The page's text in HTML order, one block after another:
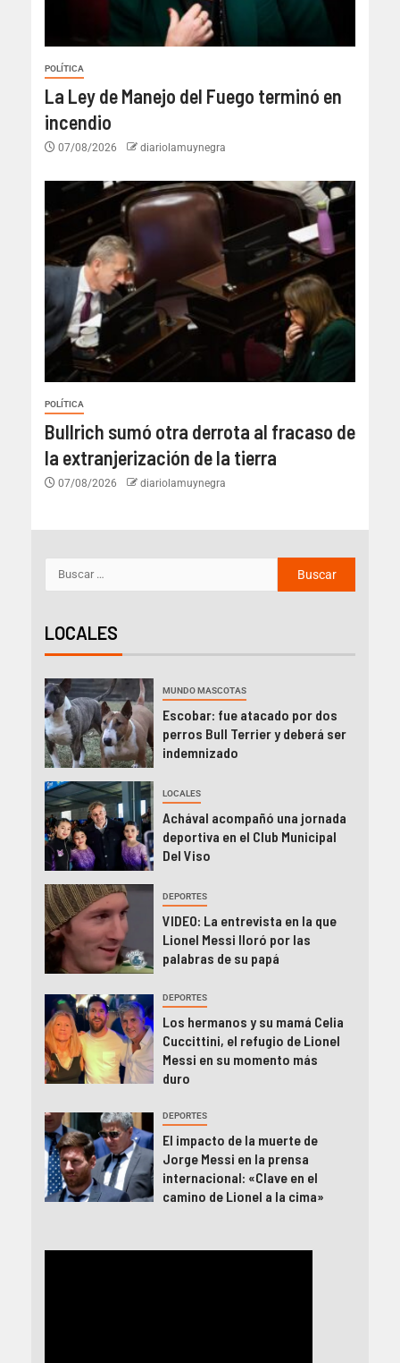
POLÍTICA
La Ley de Manejo del Fuego terminó en
incendio
07/08/2026 diariolamuynegra
POLÍTICA
Bullrich sumó otra derrota al fracaso de
la extranjerización de la tierra
07/08/2026 diariolamuynegra
LOCALES
MUNDO MASCOTAS
Escobar: fue atacado por dos
perros Bull Terrier y deberá ser
indemnizado
LOCALES
Achával acompañó una jornada
deportiva en el Club Municipal
Del Viso
DEPORTES
VIDEO: La entrevista en la que
Lionel Messi lloró por las
palabras de su papá
DEPORTES
Los hermanos y su mamá Celia
Cuccittini, el refugio de Lionel
Messi en su momento más
duro
DEPORTES
El impacto de la muerte de
Jorge Messi en la prensa
internacional: «Clave en el
camino de Lionel a la cima»